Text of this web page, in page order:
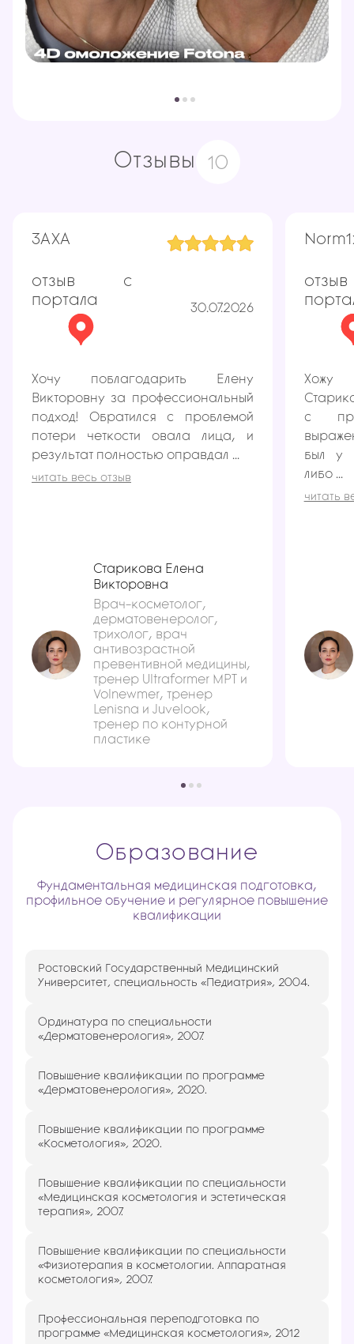
Отзывы 10
отзыв с
портала
3АХА
30.07.2026
Хочу поблагодарить Елену
Викторовну за профессиональный
подход! Обратился с проблемой
потери четкости овала лица, и
результат полностью оправдал ...
читать весь отзыв
Старикова Елена
Викторовна
Врач-косметолог,
дерматовенеролог,
трихолог, врач
антивозрастной
превентивной медицины,
тренер Ultraformer MPT и
Volnewmer, тренер
Lenisna и Juvelook,
тренер по контурной
пластике
Хожу
с
был у
либо ...
читать
Образование
Фундаментальная медицинская подготовка,
профильное обучение и регулярное повышение
квалификации
Ростовский Государственный Медицинский
Университет, специальность «Педиатрия», 2004.
Ординатура по специальности
«Дерматовенерология», 2007.
Повышение квалификации по программе
«Дерматовенерология», 2020.
Повышение квалификации по программе
«Косметология», 2020.
Повышение квалификации по специальности
«Медицинская косметология и эстетическая
терапия», 2007.
Повышение квалификации по специальности
«Физиотерапия в косметологии. Аппаратная
косметология», 2007.
Профессиональная переподготовка по
программе «Медицинская косметология», 2012